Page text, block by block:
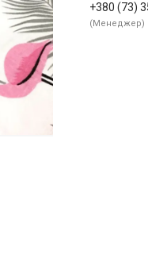
+380 (73)
Менеджер